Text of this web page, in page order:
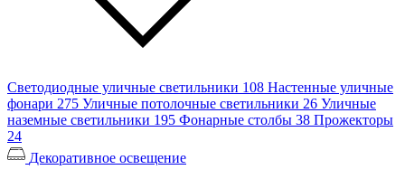
Светодиодные уличные светильники 108 Настенные уличные
фонари 275 Уличные потолочные светильники 26 Уличные
наземные светильники 195 Фонарные столбы 38 Прожекторы
24
Декоративное освещение